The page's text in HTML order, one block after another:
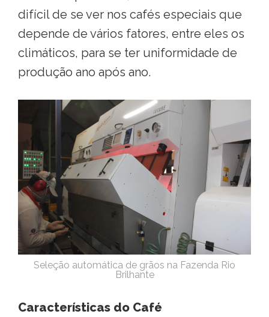
difícil de se ver nos cafés especiais que
depende de vários fatores, entre eles os
climáticos, para se ter uniformidade de
produção ano após ano.
Seleção automática de grãos na Fazenda Rio
Brilhante
Características do Café